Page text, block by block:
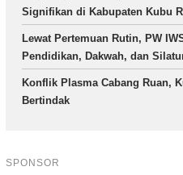
Signifikan di Kabupaten Kubu
Lewat Pertemuan Rutin, PW
Pendidikan, Dakwah, dan
Konflik Plasma Cabang Ruan,
Bertindak
SPONSOR